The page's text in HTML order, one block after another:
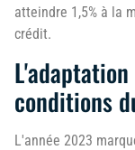
atteindre 1,5% à la
crédit.
conditions
L'année 2023